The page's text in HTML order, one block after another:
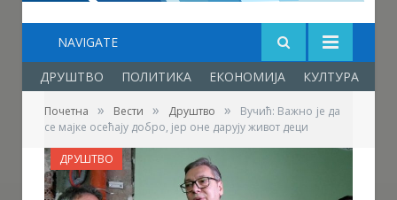
NAVIGATE
ДРУШТВО ПОЛИТИКА ЕКОНОМИЈА КУЛТУРА
Почетна » Вести » Друштво »
Вучић: Важно је да
се мајке осећају добро, јер оне дарују живот деци
ДРУШТВО